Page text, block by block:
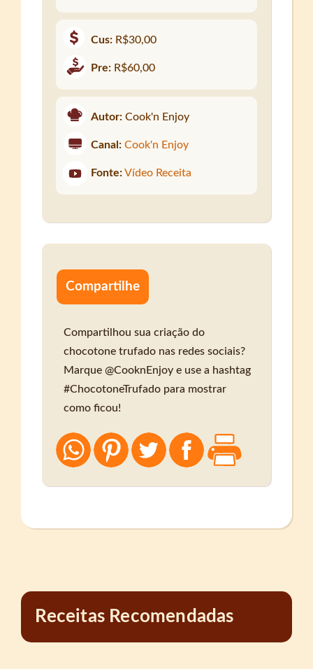
Cus: R$30,00
Pre: R$60,00
Autor: Cook'n Enjoy
Canal: Cook'n Enjoy
Fonte: Vídeo Receita
Compartilhe
Compartilhou sua criação do
chocotone trufado nas redes sociais?
Marque @CooknEnjoy e use a hashtag
#ChocotoneTrufado para mostrar
como ficou!
Receitas Recomendadas